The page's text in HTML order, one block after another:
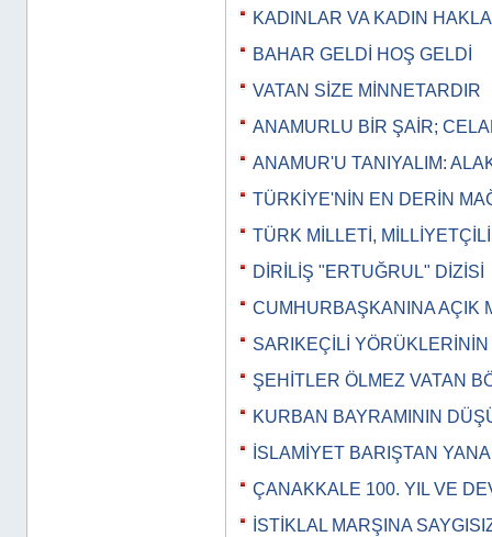
KADINLAR VA KADIN
BAHAR GELDİ HOŞ GELDİ
VATAN SİZE MİNNETARDIR
ANAMURLU BİR ŞAİR;
ANAMUR'U TANIYALIM:
TÜRKİYE'NİN EN DERİN
TÜRK MİLLETİ,
DİRİLİŞ "ERTUĞRUL" DİZİSİ
CUMHURBAŞKANINA AÇIK
SARIKEÇİLİ
ŞEHİTLER ÖLMEZ VATAN
KURBAN BAYRAMININ
İSLAMİYET BARIŞTAN
ÇANAKKALE 100. YIL VE
İSTİKLAL MARŞINA